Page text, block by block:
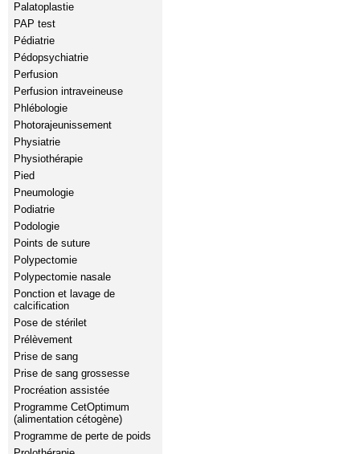
Palatoplastie
PAP test
Pédiatrie
Pédopsychiatrie
Perfusion
Perfusion intraveineuse
Phlébologie
Photorajeunissement
Physiatrie
Physiothérapie
Pied
Pneumologie
Podiatrie
Podologie
Points de suture
Polypectomie
Polypectomie nasale
Ponction et lavage de
calcification
Pose de stérilet
Prélèvement
Prise de sang
Prise de sang grossesse
Procréation assistée
Programme CetOptimum
(alimentation cétogène)
Programme de perte de poids